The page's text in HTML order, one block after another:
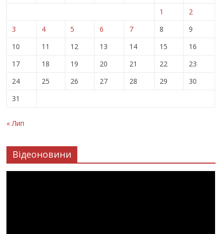
1
2
3
4 5 6 7 8
9
10
11 12 13 14 15
16
17
18 19 20 21 22
23
24
25 26 27 28 29
30
31
« Лип
Відеоновини